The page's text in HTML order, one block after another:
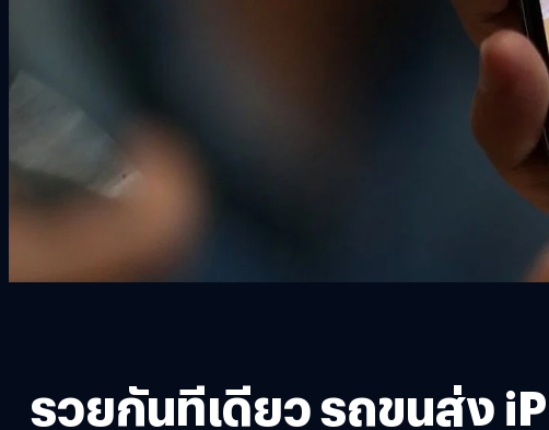
รวยกันทีเดียว รถขนส่ง